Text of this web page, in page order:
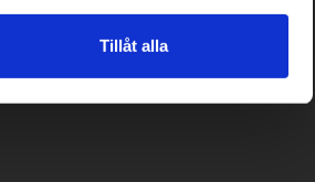
Tillåt alla